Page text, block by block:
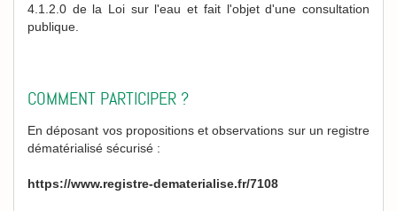
4.1.2.0 de la Loi sur l'eau et fait l'objet d'une consultation
publique.
COMMENT PARTICIPER ?
En déposant vos propositions et observations sur un registre
dématérialisé sécurisé :
https://www.registre-dematerialise.fr/7108